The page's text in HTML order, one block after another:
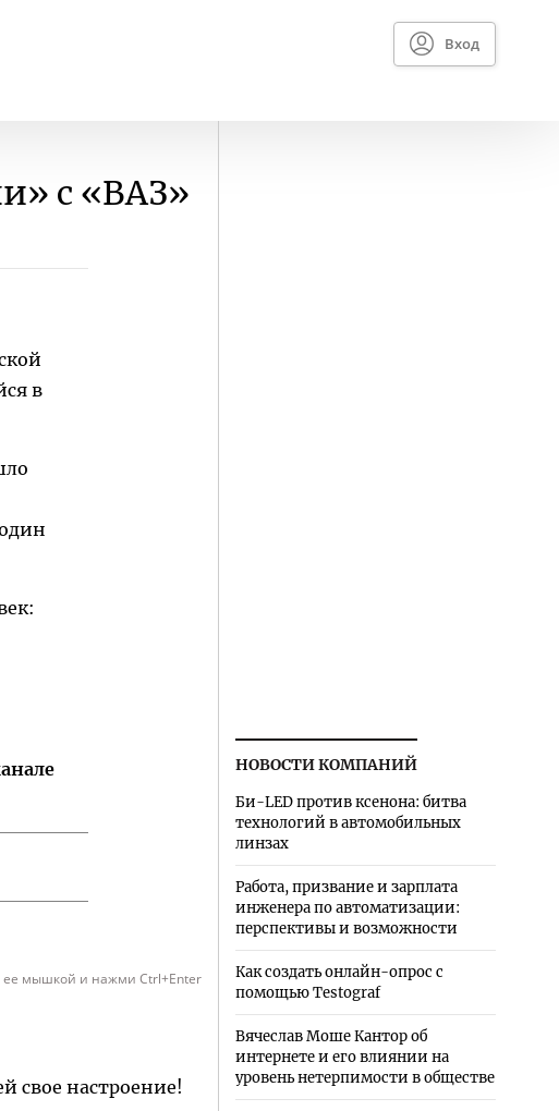
Вход
с «ВАЗ»
в
ее мышкой и нажми Ctrl+Enter
свое настроение!
НОВОСТИ КОМПАНИЙ
Би-LED против ксенона: битва
технологий в автомобильных
линзах
Работа, призвание и зарплата
инженера по автоматизации:
перспективы и возможности
Как создать онлайн-опрос с
помощью Testograf
Вячеслав Моше Кантор об
интернете и его влиянии на
уровень нетерпимости в обществе